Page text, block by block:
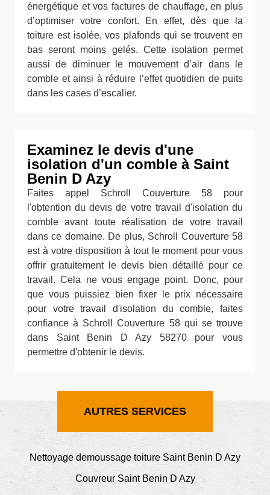
énergétique et vos factures de chauffage, en plus
d’optimiser votre confort. En effet, dès que la
toiture est isolée, vos plafonds qui se trouvent en
bas seront moins gelés. Cette isolation permet
aussi de diminuer le mouvement d’air dans le
comble et ainsi à réduire l’effet quotidien de puits
dans les cases d’escalier.
Examinez le devis d'une
isolation d'un comble à Saint
Benin D Azy
Faites appel Schroll Couverture 58 pour
l'obtention du devis de votre travail d'isolation du
comble avant toute réalisation de votre travail
dans ce domaine. De plus, Schroll Couverture 58
est à votre disposition à tout le moment pour vous
offrir gratuitement le devis bien détaillé pour ce
travail. Cela ne vous engage point. Donc, pour
que vous puissiez bien fixer le prix nécessaire
pour votre travail d'isolation du comble, faites
confiance à Schroll Couverture 58 qui se trouve
dans Saint Benin D Azy 58270 pour vous
permettre d'obtenir le devis.
AUTRES SERVICES
Nettoyage demoussage toiture Saint Benin D Azy
Couvreur Saint Benin D Azy